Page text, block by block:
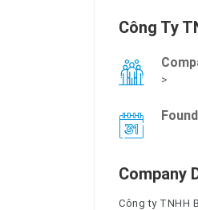
Công Ty
>
Company
Công ty TNHH